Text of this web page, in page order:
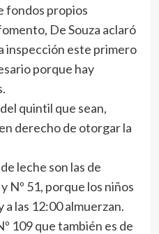
fondos propios
De Souza aclaró
inspección este primero
porque hay
quintil que sean,
derecho de otorgar la
leche son las de
Nº 51, porque los niños
a las 12:00 almuerzan.
109 que también es de